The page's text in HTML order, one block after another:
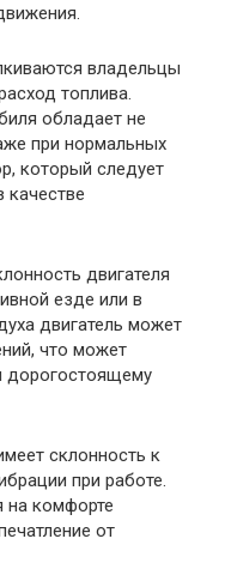
владельцы
топлива.
обладает не
при нормальных
который следует
качестве
двигателя
езде или в
двигатель может
что может
дорогостоящему
склонность к
при работе.
на комфорте
от